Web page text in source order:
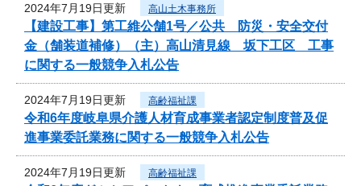
2024年7月19日更新 高山土木事務所
【建設工事】第工維公舗1号／公共 防災・安全交付
金（舗装道補修）（主）高山清見線 坂下工区 工事
に関する一般競争入札公告
2024年7月19日更新 高齢福祉課
令和6年度岐阜県介護人材育成事業者認定制度普及促
進事業委託業務に関する一般競争入札公告
2024年7月19日更新 高齢福祉課